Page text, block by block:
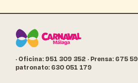
· Oficina: 951 309 352 · Prensa: 675
patronato: 630 051 179